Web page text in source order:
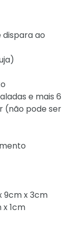
dispara ao
e mais 6
(não pode ser
9cm x 3cm
1cm